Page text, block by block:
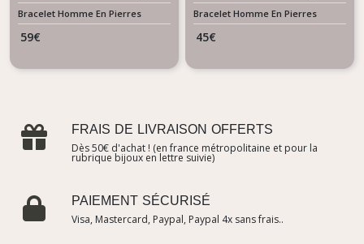
Cuir & Pierres
Naturelles Jaspe
noire
Bracelet Homme En Pierres
Naturelles
59€
Cuir & Pierre Naturelle
Jaspe Brechique
Bracelet Homme En Pierres
Naturelles
45€
FRAIS DE LIVRAISON OFFERTS
Dès 50€ d'achat ! (en france métropolitaine et pour la
rubrique bijoux en lettre suivie)
PAIEMENT SÉCURISÉ
Visa, Mastercard, Paypal, Paypal 4x sans frais..